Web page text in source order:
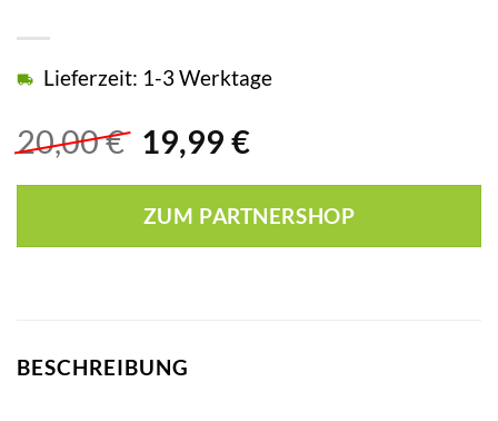
20,00€ Ursprünglicher
war:
20,00 €
19,99 €Aktueller
ist:
19,99 €.
Lieferzeit: 1-3 Werktage
ZUM PARTNERSHOP
BESCHREIBUNG